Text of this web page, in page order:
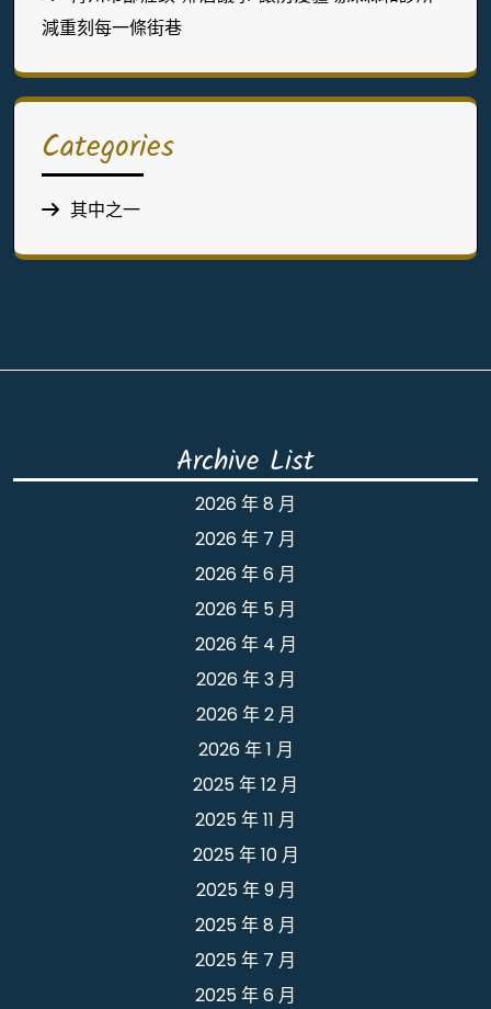
減重刻每一條街巷
Categories
其中之一
Archive List
2026 年 8 月
2026 年 7 月
2026 年 6 月
2026 年 5 月
2026 年 4 月
2026 年 3 月
2026 年 2 月
2026 年 1 月
2025 年 12 月
2025 年 11 月
2025 年 10 月
2025 年 9 月
2025 年 8 月
2025 年 7 月
2025 年 6 月